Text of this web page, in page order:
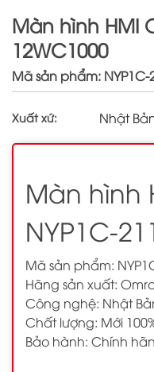
Màn hình HMI
12WC1000
Mã sản phẩm: NYP1C-
Xuất xứ: Nhật
Màn hình
NYP1C-
Mã sản phẩm:
Hãng sản xuất:
Công nghệ: Nhật
Chất lượng: Mới
Bảo hành: Chính